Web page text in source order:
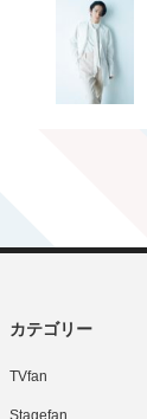
カテゴリー
TVfan
Stagefan